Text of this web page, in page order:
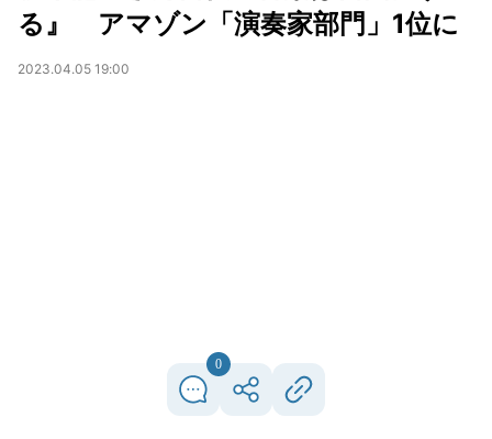
る』 アマゾン「演奏家部門」1位に
2023.04.05 19:00
0